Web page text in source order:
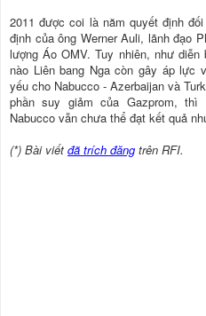
2011 được coi là năm quyết định
định của ông Werner Auli, lãnh đạo
lượng Áo OMV. Tuy nhiên, như
nào Liên bang Nga còn gây áp lực
yếu cho Nabucco - Azerbaijan và
phần suy giảm của Gazprom,
Nabucco vẫn chưa thể đạt kết quả
(*) Bài viết đã trích đăng trên RFI.